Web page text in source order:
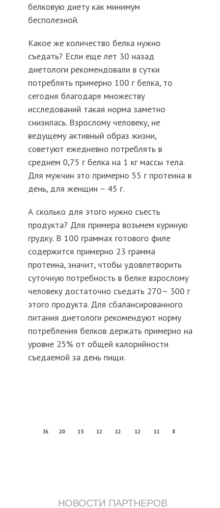
белковую диету как минимум
бесполезной.
Какое же количество белка нужно
съедать? Если еще лет 30 назад
диетологи рекомендовали в сутки
потреблять примерно 100 г белка, то
сегодня благодаря множеству
исследований такая норма заметно
снизилась. Взрослому человеку, не
ведущему активный образ жизни,
советуют ежедневно потреблять в
среднем 0,75 г белка на 1 кг массы тела.
Для мужчин это примерно 55 г протеина в
день, для женщин – 45 г.
А сколько для этого нужно съесть
продукта? Для примера возьмем куриную
грудку. В 100 граммах готового филе
содержится примерно 23 грамма
протеина, значит, чтобы удовлетворить
суточную потребность в белке взрослому
человеку достаточно съедать 270 – 300 г
этого продукта. Для сбалансированного
питания диетологи рекомендуют норму
потребления белков держать примерно на
уровне 25% от общей калорийности
съедаемой за день пищи.
36 20 15 12 12 12 11 8
НОВОСТИ ПАРТНЕРОВ